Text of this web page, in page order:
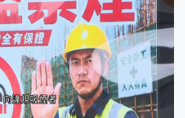
器，前提是以軍首先停止一切脅
撤出加沙，並確保巴勒斯坦擁有
員指，除非哈馬斯「真心」解除
沙和平方案撤退至「黃線」外，
約減半，國家安全部長本格維爾
國總統特朗普聲稱，跟以色列在解